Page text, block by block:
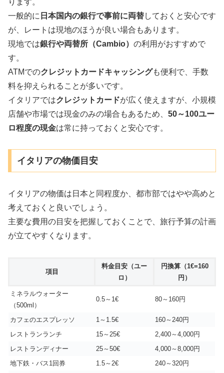
一般的に 日本国内の銀行で事前に両替しておくと安心です
が、レートは現地のほうが良い場合もあります。
現地では銀行や両替所（Cambio） の利用がおすすめで
す。
ATMでのクレジットカードキャッシングも便利で、手数
料を抑えられることが多いです。
イタリアではクレジットカードが広く使えますが、小規模
店舗や市場では現金のみの場合もあるため、 50～100ユー
ロ程度の現金は常に持っておくと安心です。
イタリアの物価目安
イタリアの物価は日本と同程度か、都市部ではやや高めと
考えておくと良いでしょう。
主要な費用の目安を把握しておくことで、旅行予算の計画
が立てやすくなります。
項目
料金目安（ユー
ロ）
円換算（1€=160
円）
ミネラルウォーター
（500ml）
0.5～1€ 80～160円
カフェのエスプレッソ 1～1.5€
160～240円
レストランランチ
15～25€
2,400～4,000円
レストランディナー
25～50€
4,000～8,000円
地下鉄・バス1回券
1.5～2€
240～320円